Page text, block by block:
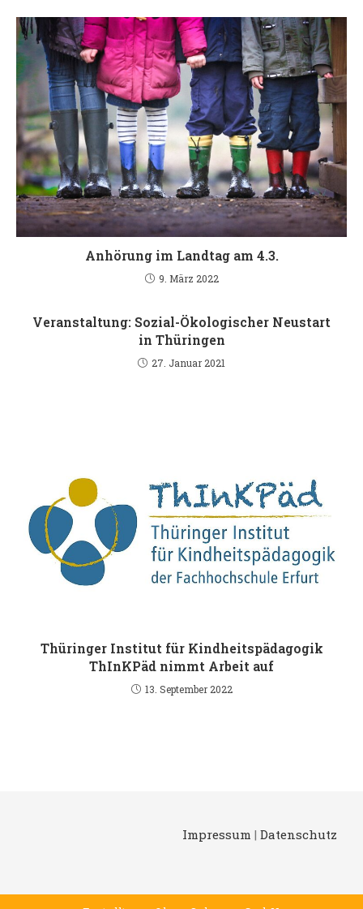
Anhörung im Landtag am 4.3.
9. März 2022
Veranstaltung: Sozial-Ökologischer Neustart
in Thüringen
27. Januar 2021
Thüringer Institut für Kindheitspädagogik
ThInKPäd nimmt Arbeit auf
13. September 2022
Impressum | Datenschutz